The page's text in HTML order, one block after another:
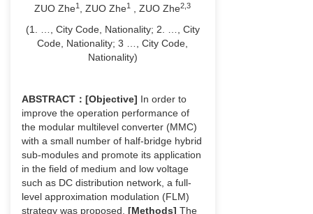
ZUO Zhe1 , ZUO Zhe1 , ZUO Zhe2 ,3
(1. …, City Code, Nationality; 2. …, City
Code, Nationality; 3 …, City Code,
Nationality)
ABSTRACT ： [Objective] In order to
improve the operation performance of
the modular multilevel converter (MMC)
with a small number of half-bridge hybrid
sub-modules and promote its application
in the field of medium and low voltage
such as DC distribution network, a full-
level approximation modulation (FLM)
strategy was proposed. [Methods] The